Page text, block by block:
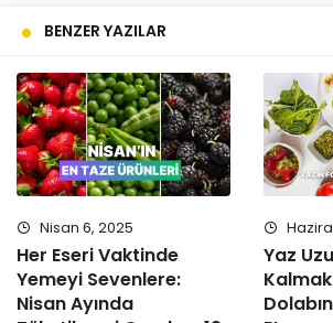
BENZER YAZILAR
Nisan 6, 2025
Her Eseri Vaktinde
Yemeyi Sevenlere:
Nisan Ayında
Yaz